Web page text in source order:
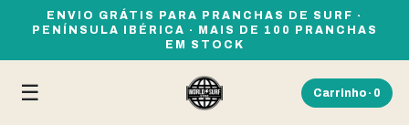
ENVIO GRÁTIS PARA PRANCHAS DE SURF ·
PENÍNSULA IBÉRICA · MAIS DE 100 PRANCHAS
EM STOCK
☰ Carrinho · 0